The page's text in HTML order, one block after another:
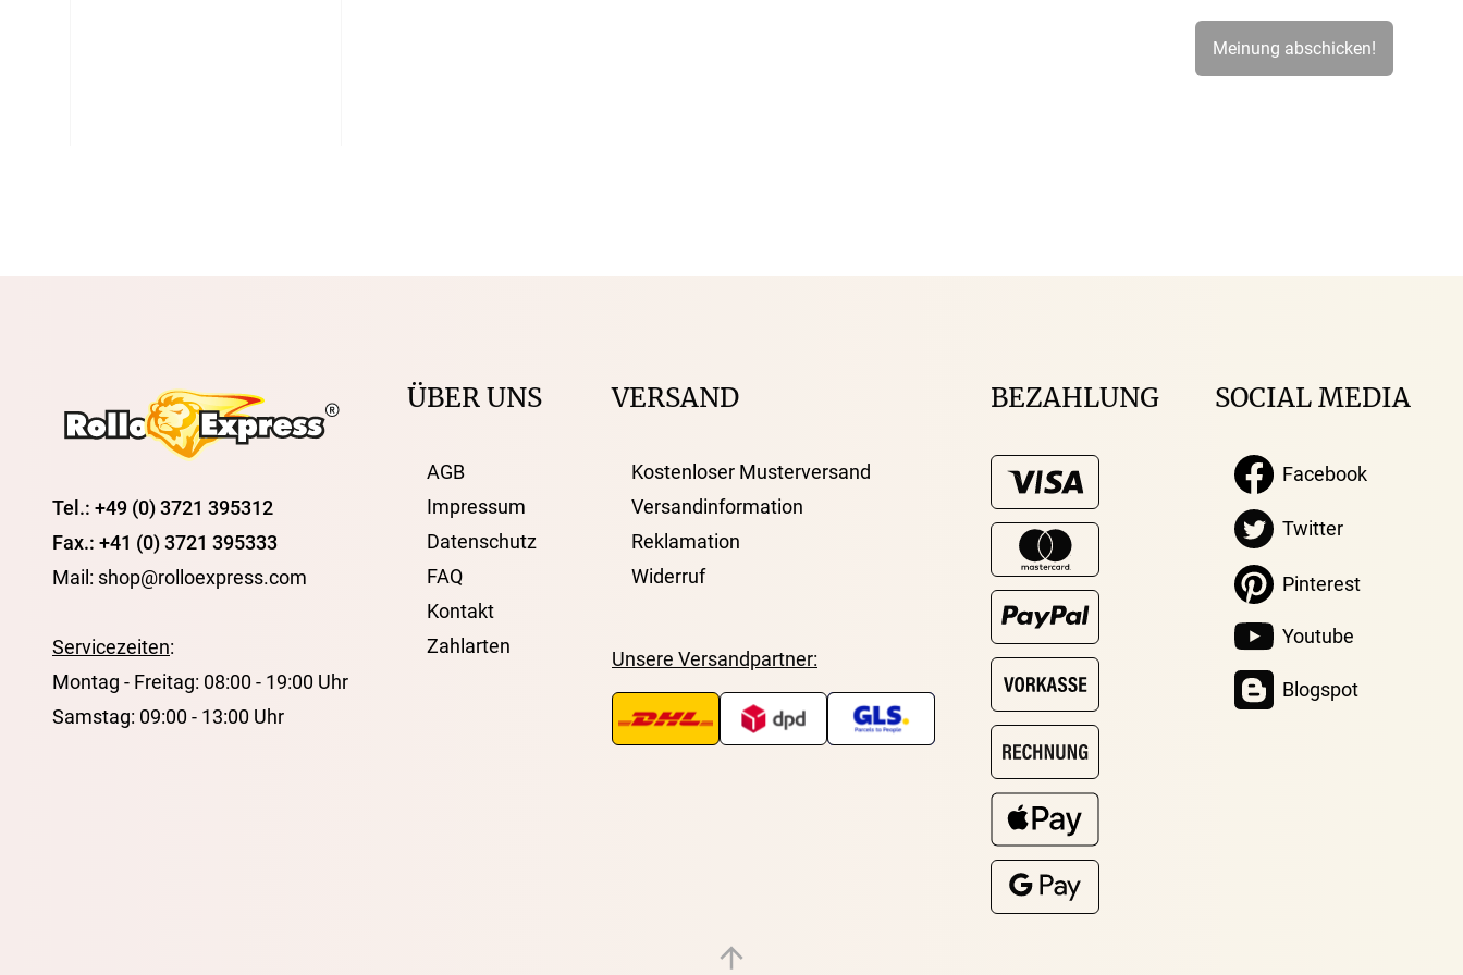
Tel.: +49 (0) 3721 395312
Fax.: +41 (0) 3721 395333
Mail: shop@rolloexpress.com
Servicezeiten:
Montag - Freitag: 08:00 - 19:00 Uhr
Samstag: 09:00 - 13:00 Uhr
ÜBER UNS
AGB
Impressum
Datenschutz
FAQ
Kontakt
Zahlarten
VERSAND
Kostenloser Musterversand
Versandinformation
Reklamation
Widerruf
Unsere Versandpartner:
BEZAHLUNG SOCIAL MEDIA
Facebook
Twitter
Pinterest
Youtube
Blogspot